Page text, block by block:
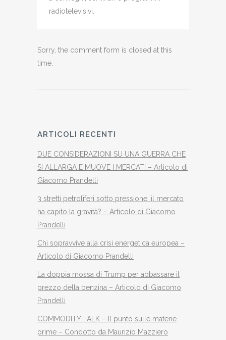
radiotelevisivi.
Sorry, the comment form is closed at this
time.
ARTICOLI RECENTI
DUE CONSIDERAZIONI SU UNA GUERRA CHE
SI ALLARGA E MUOVE I MERCATI – Articolo di
Giacomo Prandelli
3 stretti petroliferi sotto pressione: il mercato
ha capito la gravità? – Articolo di Giacomo
Prandelli
Chi sopravvive alla crisi energetica europea –
Articolo di Giacomo Prandelli
La doppia mossa di Trump per abbassare il
prezzo della benzina – Articolo di Giacomo
Prandelli
COMMODITY TALK – Il punto sulle materie
prime – Condotto da Maurizio Mazziero